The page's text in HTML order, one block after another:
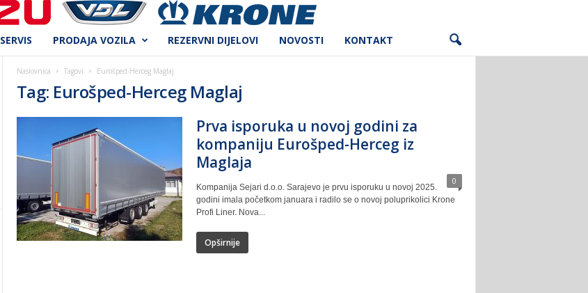
SERVIS PRODAJA VOZILA REZERVNI DIJELOVI NOVOSTI KONTAKT
Naslovnica Tagovi Eurošped-Herceg Maglaj
Tag: Eurošped-Herceg Maglaj
Prva isporuka u novoj godini za
kompaniju Eurošped-Herceg iz
Maglaja
0
Kompanija Sejari d.o.o. Sarajevo je prvu isporuku u novoj 2025.
godini imala početkom januara i radilo se o novoj poluprikolici Krone
Profi Liner. Nova...
Opširnije